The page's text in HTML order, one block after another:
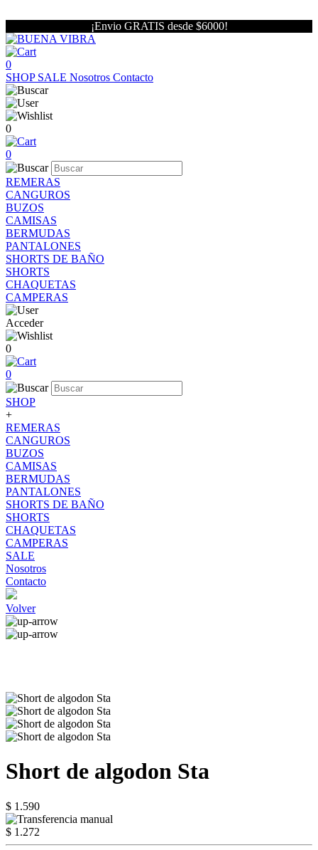
¡Envio GRATIS desde $6000!
0
SHOP SALE Nosotros Contacto
0
0
REMERAS
CANGUROS
BUZOS
CAMISAS
BERMUDAS
PANTALONES
SHORTS DE BAÑO
SHORTS
CHAQUETAS
CAMPERAS
Acceder
0
0
SHOP
+
REMERAS
CANGUROS
BUZOS
CAMISAS
BERMUDAS
PANTALONES
SHORTS DE BAÑO
SHORTS
CHAQUETAS
CAMPERAS
SALE
Nosotros
Contacto
Volver
Short de algodon Sta
$ 1.590
$ 1.272